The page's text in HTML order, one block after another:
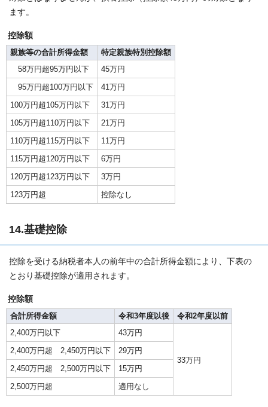
ます。
控除額
親族等の合計所得金額
特定親族特別控除額
58万円超95万円以下
45万円
95万円超100万円以下
41万円
100万円超105万円以下
31万円
105万円超110万円以下
21万円
110万円超115万円以下
11万円
115万円超120万円以下
6万円
120万円超123万円以下
3万円
123万円超
控除なし
14.基礎控除
控除を受ける納税者本人の前年中の合計所得金額により、下表の
とおり基礎控除が適用されます。
控除額
合計所得金額
令和3年度以後
令和2年度以前
2,400万円以下
43万円
33万円
2,400万円超 2,450万円以下
29万円
2,450万円超 2,500万円以下
15万円
2,500万円超
適用なし